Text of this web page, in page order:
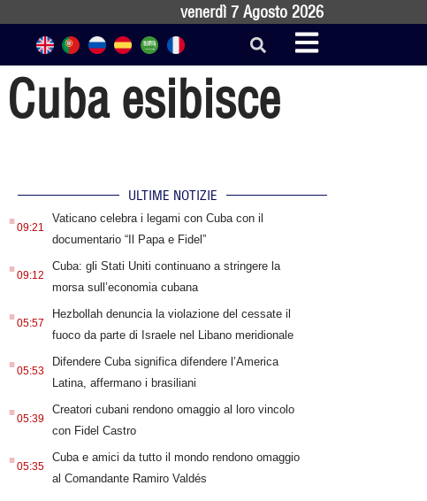
venerdì 7 Agosto 2026
esibisce
ULTIME NOTIZIE
.09:21
Vaticano celebra i legami con Cuba con il
documentario “Il Papa e Fidel”
.09:12
Cuba: gli Stati Uniti continuano a stringere la
morsa sull’economia cubana
.05:57
Hezbollah denuncia la violazione del cessate il
fuoco da parte di Israele nel Libano meridionale
.05:53
Difendere Cuba significa difendere l’America
Latina, affermano i brasiliani
.05:39
Creatori cubani rendono omaggio al loro vincolo
con Fidel Castro
.05:35
Cuba e amici da tutto il mondo rendono omaggio
al Comandante Ramiro Valdés